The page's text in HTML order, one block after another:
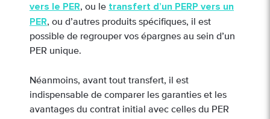
vers le PER, ou le transfert d’un PERP vers un
PER, ou d’autres produits spécifiques, il est
possible de regrouper vos épargnes au sein d’un
PER unique.
Néanmoins, avant tout transfert, il est
indispensable de comparer les garanties et les
avantages du contrat initial avec celles du PER